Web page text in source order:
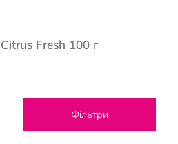
Fresh 100 г
Фільтри